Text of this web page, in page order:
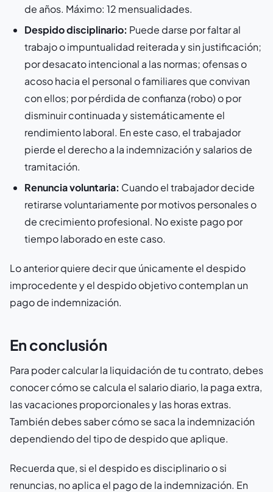
de años. Máximo: 12 mensualidades.
Despido disciplinario: Puede darse por faltar al
trabajo o impuntualidad reiterada y sin justificación;
por desacato intencional a las normas; ofensas o
acoso hacia el personal o familiares que convivan
con ellos; por pérdida de confianza (robo) o por
disminuir continuada y sistemáticamente el
rendimiento laboral. En este caso, el trabajador
pierde el derecho a la indemnización y salarios de
tramitación.
Renuncia voluntaria: Cuando el trabajador decide
retirarse voluntariamente por motivos personales o
de crecimiento profesional. No existe pago por
tiempo laborado en este caso.
Lo anterior quiere decir que únicamente el despido
improcedente y el despido objetivo contemplan un
pago de indemnización.
En conclusión
Para poder calcular la liquidación de tu contrato, debes
conocer cómo se calcula el salario diario, la paga extra,
las vacaciones proporcionales y las horas extras.
También debes saber cómo se saca la indemnización
dependiendo del tipo de despido que aplique.
Recuerda que, si el despido es disciplinario o si
renuncias, no aplica el pago de la indemnización. En